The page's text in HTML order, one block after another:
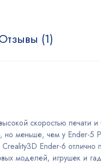
(1)
скоростью печати
но меньше, чем у Ender-5
Ender-6
моделей, игрушек и